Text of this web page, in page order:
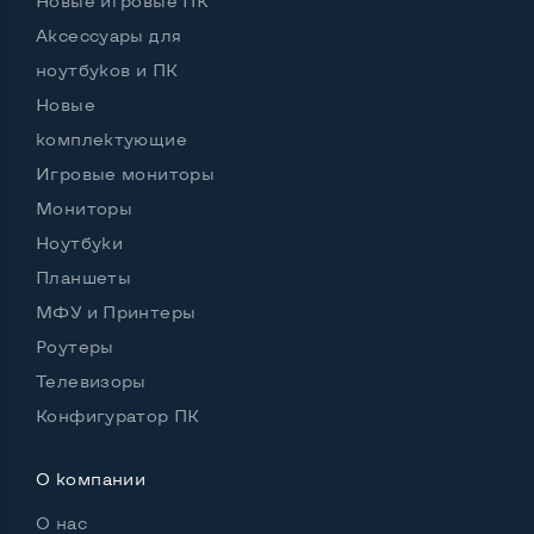
Полноразмерная клавиатура NumberPad
Оптический привод
Выход VGA
Выход Display port
Выход mini Display port
Аксессуары для
ноутбуков и ПК
Новые
комплектующие
Игровые мониторы
Мониторы
Ноутбуки
Планшеты
МФУ и Принтеры
Роутеры
Телевизоры
Конфигуратор ПК
О компании
О нас